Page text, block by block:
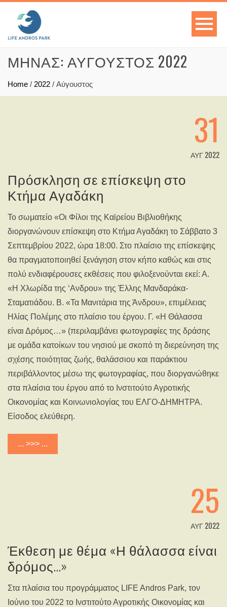
ΜΉΝΑΣ: ΑΎΓΟΥΣΤΟΣ 2022
Home / 2022 / Αύγουστος
31
ΑΥΓ 2022
Πρόσκληση σε επίσκεψη στο
Κτήμα Αγαδάκη
Το σωματείο «Οι Φίλοι της Καϊρείου Βιβλιοθήκης
διοργανώνουν επίσκεψη στο Κτήμα Αγαδάκη το Σάββατο 3
Σεπτεμβρίου 2022, ώρα 18:00. Στο πλαίσιο της επίσκεψης
θα πραγματοποιηθεί ξενάγηση στον κήπο καθώς και στις
πολύ ενδιαφέρουσες εκθέσεις που φιλοξενούνται εκεί: Α.
«Η Χλωρίδα της ‘Ανδρου» της Έλλης Μανδαράκα-
Σταματιάδου. Β. «Τα Μανιτάρια της Άνδρου», επιμέλειας
Ηλίας Πολέμης στο πλαίσιο του έργου. Γ. «Η Θάλασσα
είναι Δρόμος…» (περιλαμβάνει φωτογραφίες της δράσης
με ομάδα κατοίκων του νησιού με σκοπό τη διερεύνηση της
σχέσης ποιότητας ζωής, θαλάσσιου και παράκτιου
περιβάλλοντος μέσω της φωτογραφίας, που διοργανώθηκε
στα πλαίσια του έργου από το Ινστιτούτο Αγροτικής
Οικονομίας και Κοινωνιολογίας του ΕΛΓΟ-ΔΗΜΗΤΡΑ.
Είσοδος ελεύθερη.
... >>> ...
25
ΑΥΓ 2022
Έκθεση με θέμα «Η θάλασσα είναι
δρόμος…»
Στα πλαίσια του προγράμματος LIFE Andros Park, τον
Ιούνιο του 2022 το Ινστιτούτο Αγροτικής Οικονομίας και